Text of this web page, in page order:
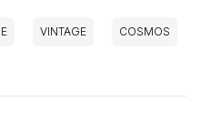
VINTAGE COSMOS